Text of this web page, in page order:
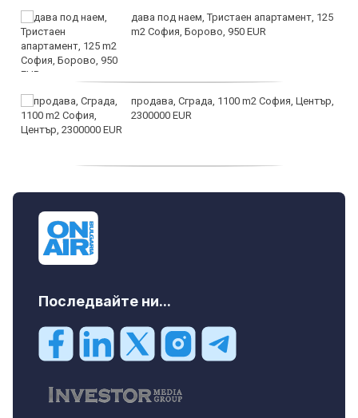
дава под наем, Тристаен апартамент, 125
m2 София, Борово, 950 EUR
продава, Сграда, 1100 m2 София, Център,
2300000 EUR
Последвайте ни...